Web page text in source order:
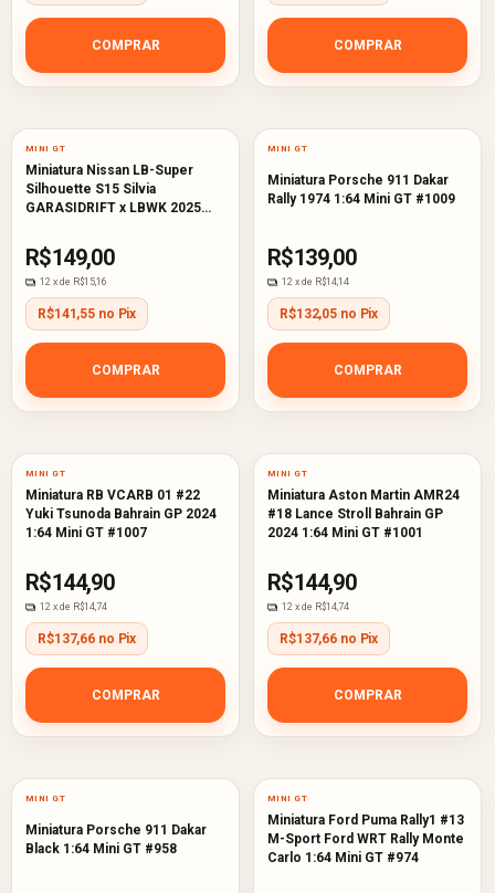
COMPRAR COMPRAR
MINI GT
Miniatura Nissan LB-Super
Silhouette S15 Silvia
GARASIDRIFT x LBWK 2025
R$149,00
12 x de R$15,16
R$141,55 no Pix
COMPRAR
MINI GT
Miniatura Porsche 911 Dakar
Rally 1974 1:64 Mini GT #1009
R$139,00
12 x de R$14,14
R$132,05 no Pix
COMPRAR
MINI GT
Miniatura RB VCARB 01 #22
Yuki Tsunoda Bahrain GP 2024
1:64 Mini GT #1007
R$144,90
12 x de R$14,74
R$137,66 no Pix
COMPRAR
MINI GT
Miniatura Aston Martin AMR24
#18 Lance Stroll Bahrain GP
2024 1:64 Mini GT #1001
R$144,90
12 x de R$14,74
R$137,66 no Pix
COMPRAR
MINI GT
Miniatura Porsche 911 Dakar
Black 1:64 Mini GT #958
MINI GT
Miniatura Ford Puma Rally1 #13
M-Sport Ford WRT Rally Monte
Carlo 1:64 Mini GT #974